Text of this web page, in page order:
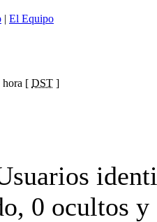
| El Equipo
hora [ DST ]
0 ocultos